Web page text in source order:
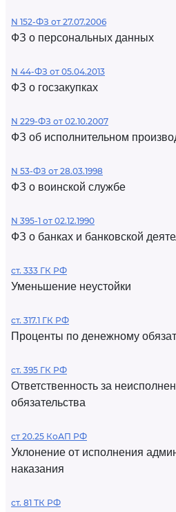
N 152-ФЗ от 27.07.2006
ФЗ о персональных данных
N 44-ФЗ от 05.04.2013
ФЗ о госзакупках
N 229-ФЗ от 02.10.2007
ФЗ об исполнительном
N 53-ФЗ от 28.03.1998
ФЗ о воинской службе
N 395-1 от 02.12.1990
ФЗ о банках и банковской
ст. 333 ГК РФ
Уменьшение неустойки
ст. 317.1 ГК РФ
Проценты по денежному
ст. 395 ГК РФ
Ответственность за
обязательства
ст 20.25 КоАП РФ
Уклонение от исполнения
наказания
ст. 81 ТК РФ